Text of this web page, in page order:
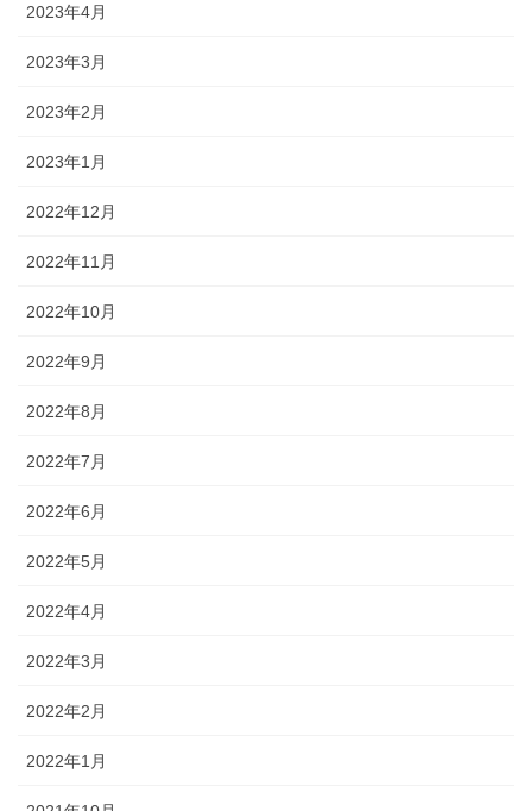
2023年4月
2023年3月
2023年2月
2023年1月
2022年12月
2022年11月
2022年10月
2022年9月
2022年8月
2022年7月
2022年6月
2022年5月
2022年4月
2022年3月
2022年2月
2022年1月